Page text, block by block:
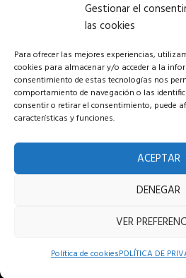
Gestionar el
las cookies
Para ofrecer las mejores experiencias,
cookies para almacenar y/o acceder a la
consentimiento de estas tecnologías nos
comportamiento de navegación o las
consentir o retirar el consentimiento, puede
características y funciones.
ACEPTAR
DENEGAR
VER
Política de cookiesPOLÍTICA DE
Empresa de venta y
y jardinería. Disponemos de
maquinaria para profesional,
agricultura.
Más Información
PARQUE EMPRESARIAL
Albacete 02007 España
Teléfono: (+34) 967 24 68 72
Política de privacidad